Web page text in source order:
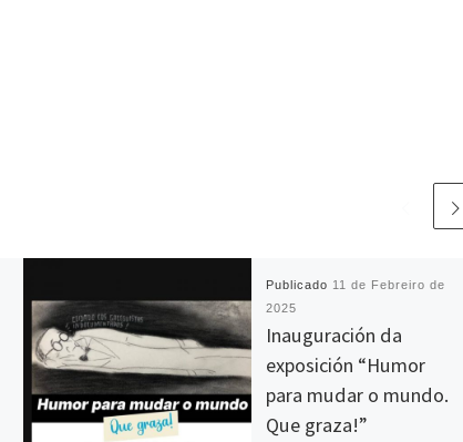
Publicado 11 de Febreiro de
2025
Inauguración da
exposición “Humor
para mudar o mundo.
Que graza!”